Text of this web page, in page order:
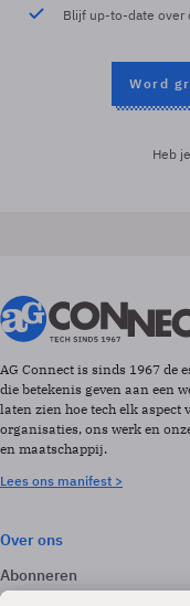
Blijf up-to-date over
Word
Heb
AG Connect is sinds 1967 de
die betekenis geven aan een
laten zien hoe tech elk aspect
organisaties, ons werk en
en maatschappij.
Lees ons manifest >
Over ons
Abonneren
Adverteren